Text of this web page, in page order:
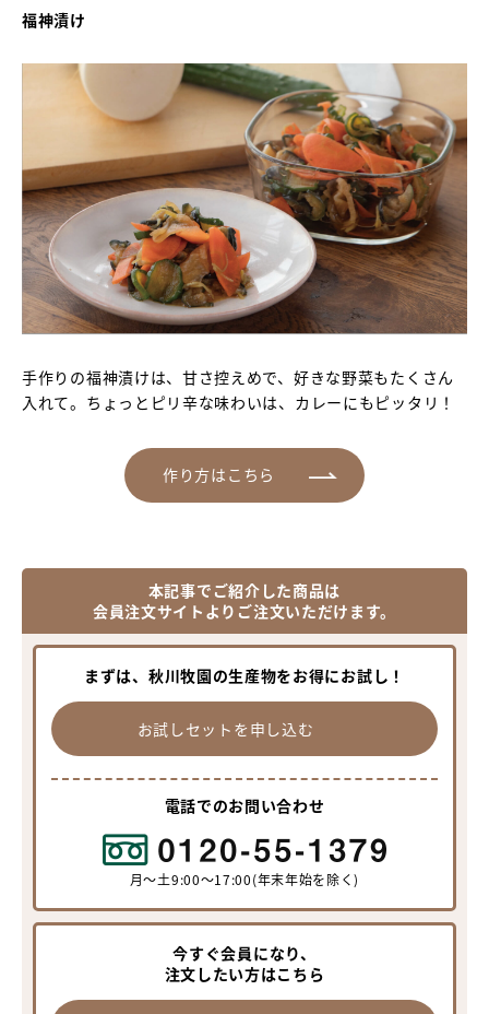
福神漬け
手作りの福神漬けは、甘さ控えめで、好きな野菜もたくさん
入れて。ちょっとピリ辛な味わいは、カレーにもピッタリ！
作り方はこちら
本記事でご紹介した商品は
会員注文サイトよりご注文いただけます。
まずは、秋川牧園の生産物をお得にお試し！
お試しセットを申し込む
電話でのお問い合わせ
月〜土9:00〜17:00(年末年始を除く)
今すぐ会員になり、
注文したい方はこちら